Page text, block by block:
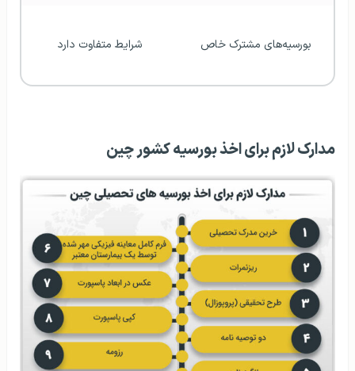
بورسیه‌های مشترک خاص شرایط متفاوت دارد
مدارک لازم برای اخذ بورسیه کشور چین